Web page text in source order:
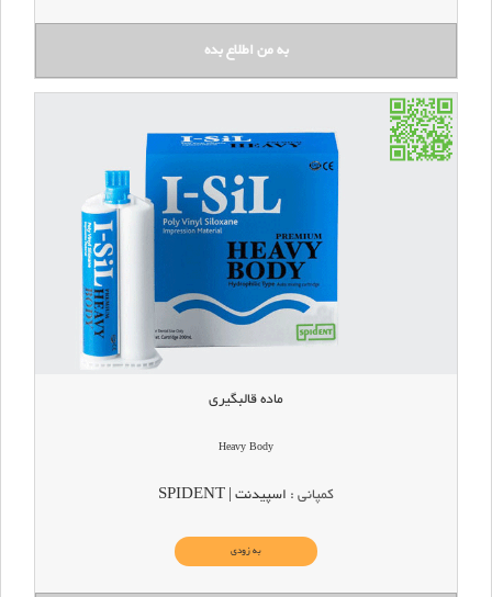
ماده قالبگیری
Heavy Body
کمپانی : اسپیدنت | SPIDENT
به زودی